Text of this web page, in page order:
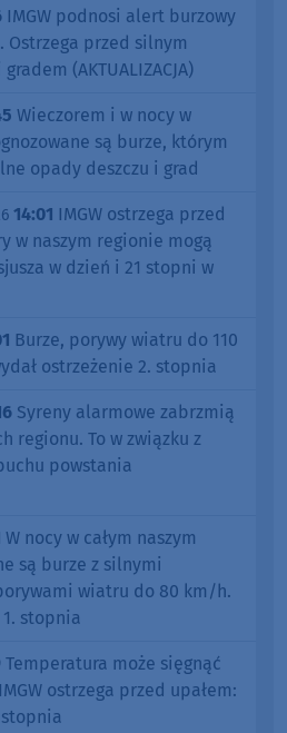
IMGW podnosi alert burzowy
przed silnym
(AKTUALIZACJA)
Wieczorem i w nocy w
są burze, którym
opady deszczu i grad
14:01 IMGW ostrzega przed
w naszym regionie mogą
w dzień i 21 stopni w
Burze, porywy wiatru do 110
ostrzeżenie 2. stopnia
Syreny alarmowe zabrzmią
regionu. To w związku z
powstania
W nocy w całym naszym
są burze z silnymi
wiatru do 80 km/h.
stopnia
Temperatura może sięgnąć
ostrzega przed upałem: